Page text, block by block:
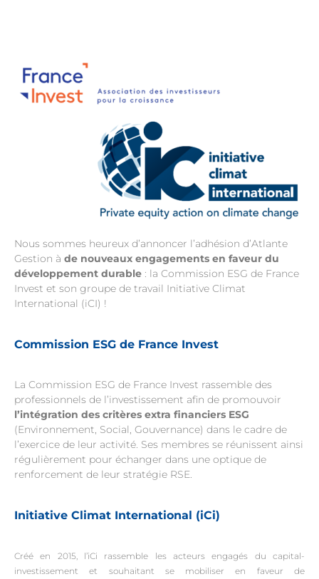
Nous sommes heureux d’annoncer l’adhésion d’Atlante
Gestion à de nouveaux engagements en faveur du
développement durable : la Commission ESG de France
Invest et son groupe de travail Initiative Climat
International (iCI) !
Commission ESG de France Invest
La Commission ESG de France Invest rassemble des
professionnels de l’investissement afin de promouvoir
l’intégration des critères extra financiers ESG
(Environnement, Social, Gouvernance) dans le cadre de
l’exercice de leur activité. Ses membres se réunissent ainsi
régulièrement pour échanger dans une optique de
renforcement de leur stratégie RSE.
Initiative Climat International (iCi)
Créé en 2015, l’iCi rassemble les acteurs engagés du capital-
investissement et souhaitant se mobiliser en faveur de